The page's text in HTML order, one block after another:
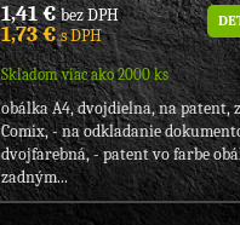
1,41 €bez DPH
1,73 €s DPH
Skladom viac ako 2000 ks
obálka A4, dvojdielna, na patent,
Comix, - na odkladanie
dvojfarebná, - patent vo farbe
zadným...